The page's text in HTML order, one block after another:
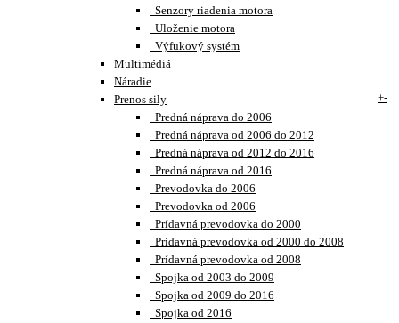
Senzory riadenia motora
Uloženie motora
Výfukový systém
Multimédiá
Náradie
Prenos sily
+-
Predná náprava do 2006
Predná náprava od 2006 do 2012
Predná náprava od 2012 do 2016
Predná náprava od 2016
Prevodovka do 2006
Prevodovka od 2006
Prídavná prevodovka do 2000
Prídavná prevodovka od 2000 do 2008
Prídavná prevodovka od 2008
Spojka od 2003 do 2009
Spojka od 2009 do 2016
Spojka od 2016